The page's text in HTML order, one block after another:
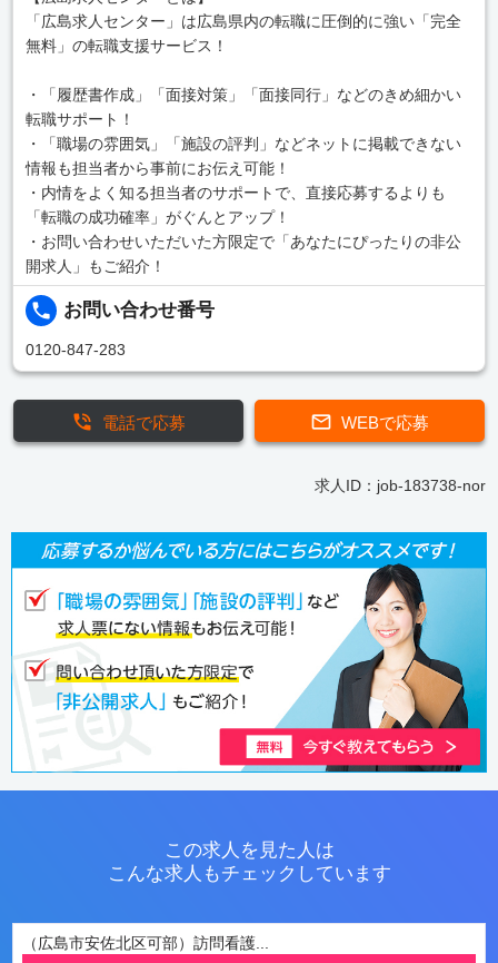
「広島求人センター」は広島県内の転職に圧倒的に強い「完全
無料」の転職支援サービス！
・「履歴書作成」「面接対策」「面接同行」などのきめ細かい
転職サポート！
・「職場の雰囲気」「施設の評判」などネットに掲載できない
情報も担当者から事前にお伝え可能！
・内情をよく知る担当者のサポートで、直接応募するよりも
「転職の成功確率」がぐんとアップ！
・お問い合わせいただいた方限定で「あなたにぴったりの非公
開求人」もご紹介！
お問い合わせ番号
0120-847-283
WEBで応募
電話で応募
求人ID：job-183738-nor
この求人を見た人は
こんな求人もチェックしています
（広島市安佐北区可部）訪問看護...